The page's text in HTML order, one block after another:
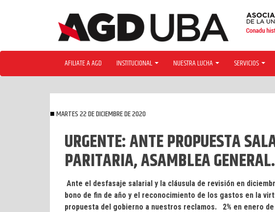
AFILIATE A AGD INSTITUCIONAL NUESTRA LUCHA SERVICIOS
MARTES 22 DE DICIEMBRE DE 2020
URGENTE: ANTE PROPUESTA
PARITARIA, ASAMBLEA
Ante el desfasaje salarial y la cláusula de revisión en
bono de fin de año y el reconocimiento de los gastos en la
propuesta del gobierno a nuestros reclamos. 2% en enero de